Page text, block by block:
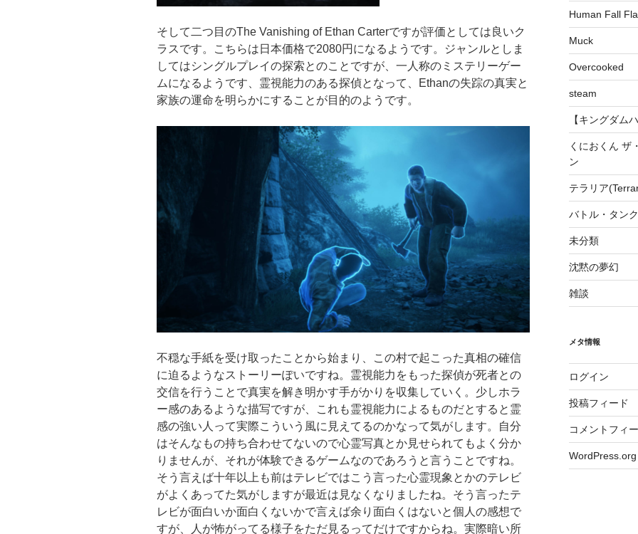
そして二つ目のThe Vanishing of Ethan Carterですが評価としては良いク
ラスです。こちらは日本価格で2080円になるようです。ジャンルとしま
してはシングルプレイの探索とのことですが、一人称のミステリーゲー
ムになるようです、霊視能力のある探偵となって、Ethanの失踪の真実と
家族の運命を明らかにすることが目的のようです。
不穏な手紙を受け取ったことから始まり、この村で起こった真相の確信
に迫るようなストーリーぽいですね。霊視能力をもった探偵が死者との
交信を行うことで真実を解き明かす手がかりを収集していく。少しホラ
ー感のあるような描写ですが、これも霊視能力によるものだとすると霊
感の強い人って実際こういう風に見えてるのかなって気がします。自分
はそんなもの持ち合わせてないので心霊写真とか見せられてもよく分か
りませんが、それが体験できるゲームなのであろうと言うことですね。
そう言えば十年以上も前はテレビではこう言った心霊現象とかのテレビ
がよくあってた気がしますが最近は見なくなりましたね。そう言ったテ
レビが面白いか面白くないかで言えば余り面白くはないと個人の感想で
すが、人が怖がってる様子をただ見るってだけですからね。実際暗い所
Human Fall
Muck
Overcooked
steam
【キングダム
くにおくん
ン
テラリア
バトル・タン
未分類
沈黙の夢幻
雑談
メタ情報
ログイン
投稿フィード
コメントフィ
WordPress.org